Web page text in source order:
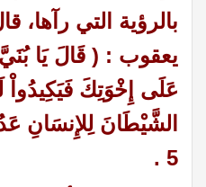
بالرؤية التي رآها،
يعقوب : ( قَالَ يَا
عَلَى إِخْوَتِكَ فَيَكِيدُواْ
الشَّيْطَانَ لِلإِنسَانِ
5
.